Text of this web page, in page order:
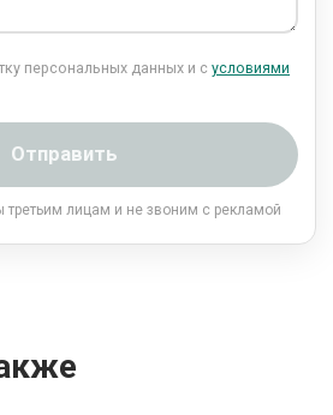
персональных данных и с условиями
Отправить
третьим лицам и не звоним с рекламой